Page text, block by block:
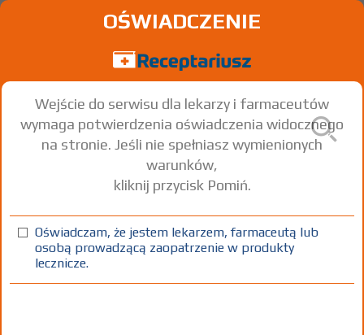
® Night Gel
żel do oczu 1 op. 10 g Na spojówkę oka
100%
X
OŚWIADCZENIE
Wejście do serwisu dla lekarzy i farmaceutów
wymaga potwierdzenia oświadczenia widocznego
na stronie. Jeśli nie spełniasz wymienionych
warunków,
kliknij przycisk Pomiń.
Oświadczam, że jestem lekarzem, farmaceutą lub
osobą prowadzącą zaopatrzenie w produkty
lecznicze.